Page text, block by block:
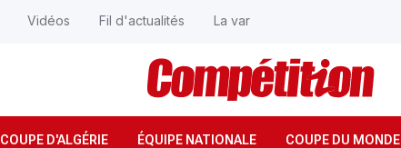
COUPE D'ALGÉRIE ÉQUIPE NATIONALE COUPE DU MONDE
Vidéos Fil d'actualités La var